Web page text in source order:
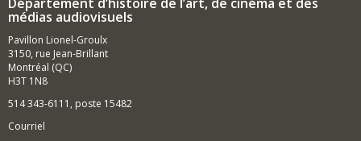
médias audiovisuels
Pavillon Lionel-Groulx
3150, rue Jean-Brillant
Montréal (QC)
H3T 1N8
514 343-6111, poste 15482
Courriel